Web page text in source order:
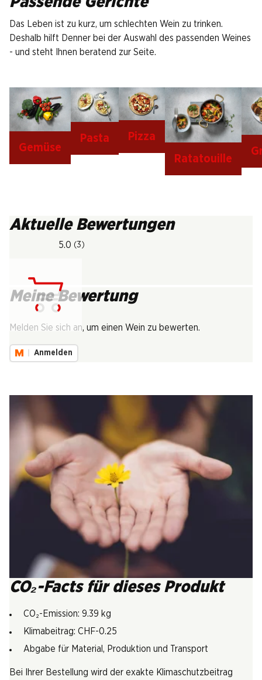
Das Leben ist zu kurz, um schlechten Wein zu trinken.
Deshalb hilft Denner bei der Auswahl des passenden Weines
- und steht Ihnen beratend zur Seite.
Gemüse
Pasta
Pizza
Ratatouille
Aktuelle Bewertungen
5.0 (3)
Meine Bewertung
Melden Sie sich an, um einen Wein zu bewerten.
Anmelden
CO₂-Facts für dieses Produkt
CO₂-Emission: 9.39 kg
Klimabeitrag: CHF-0.25
Abgabe für Material, Produktion und Transport
Bei Ihrer Bestellung wird der exakte Klimaschutzbeitrag